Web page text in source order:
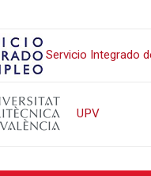
Servicio Integrado
UPV